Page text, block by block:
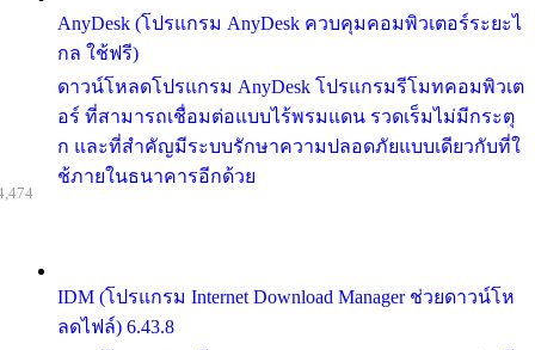
AnyDesk (โปรแกรม AnyDesk ควบคุมคอมพิวเตอร์ระยะไ
กล ใช้ฟรี)
ดาวน์โหลดโปรแกรม AnyDesk โปรแกรมรีโมทคอมพิวเต
อร์ ที่สามารถเชื่อมต่อแบบไร้พรมแดน รวดเร็มไม่มีกระตุ
ก และที่สำคัญมีระบบรักษาความปลอดภัยแบบเดียวกับที่ใ
ช้ภายในธนาคารอีกด้วย
IDM (โปรแกรม Internet Download Manager ช่วยดาวน์โห
ลดไฟล์) 6.43.8